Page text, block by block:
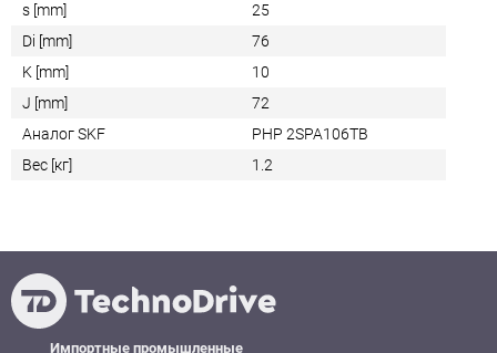
s [mm]
25
Di [mm]
76
K [mm]
10
J [mm]
72
Аналог SKF
PHP 2SPA106TB
Вес [кг]
1.2
Импортные промышленные